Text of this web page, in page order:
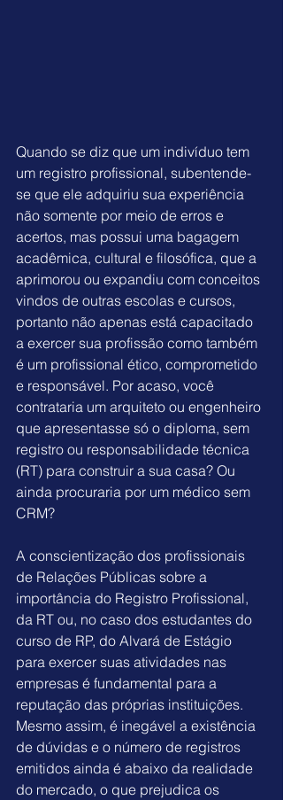
Quando se diz que um indivíduo tem
um registro profissional, subentende-
se que ele adquiriu sua experiência
não somente por meio de erros e
acertos, mas possui uma bagagem
acadêmica, cultural e filosófica, que a
aprimorou ou expandiu com conceitos
vindos de outras escolas e cursos,
portanto não apenas está capacitado
a exercer sua profissão como também
é um profissional ético, comprometido
e responsável. Por acaso, você
contrataria um arquiteto ou engenheiro
que apresentasse só o diploma, sem
registro ou responsabilidade técnica
(RT) para construir a sua casa? Ou
ainda procuraria por um médico sem
CRM?
A conscientização dos profissionais
de Relações Públicas sobre a
importância do Registro Profissional,
da RT ou, no caso dos estudantes do
curso de RP, do Alvará de Estágio
para exercer suas atividades nas
empresas é fundamental para a
reputação das próprias instituições.
Mesmo assim, é inegável a existência
de dúvidas e o número de registros
emitidos ainda é abaixo da realidade
do mercado, o que prejudica os